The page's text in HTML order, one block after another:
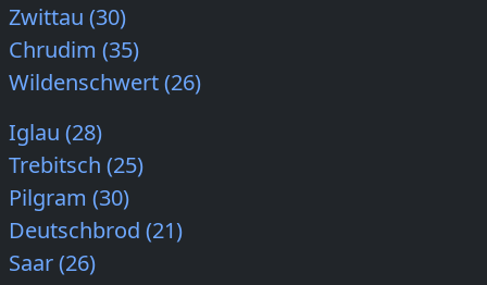
Zwittau (30)
Chrudim (35)
Wildenschwert (26)
Iglau (28)
Trebitsch (25)
Pilgram (30)
Deutschbrod (21)
Saar (26)